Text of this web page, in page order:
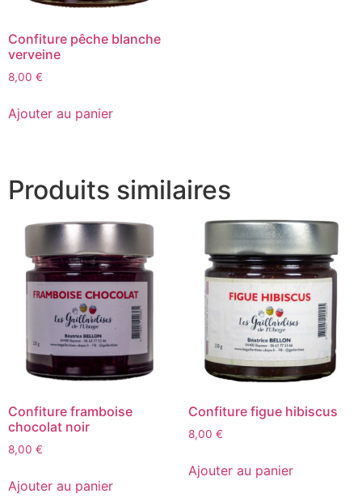
Confiture pêche blanche
verveine
8,00 €
Ajouter au panier
Produits similaires
Confiture framboise
chocolat noir
8,00 €
Ajouter au panier
Confiture figue hibiscus
8,00 €
Ajouter au panier